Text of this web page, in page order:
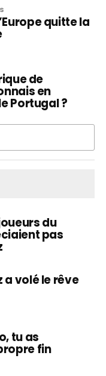
quitte la
de
en
Portugal ?
du
pas
a volé le rêve
tu as
fin